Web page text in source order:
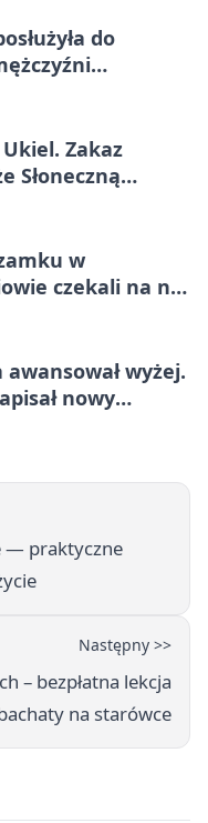
do
Zakaz
Słoneczną
w
czekali na nią
awansował wyżej.
nowy
— praktyczne
Następny >>
– bezpłatna lekcja
na starówce